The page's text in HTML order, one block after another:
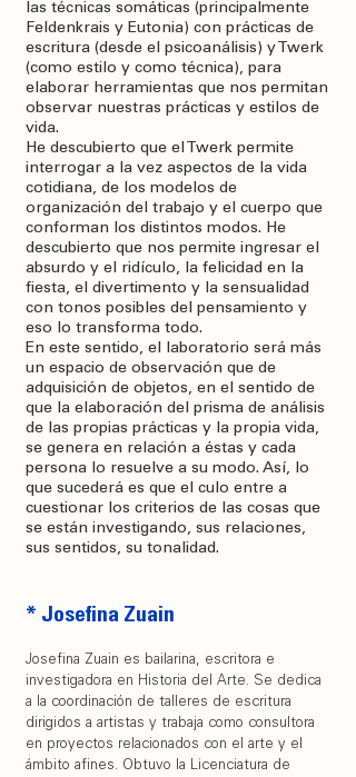
las técnicas somáticas (principalmente
Feldenkrais y Eutonia) con prácticas de
escritura (desde el psicoanálisis) y Twerk
(como estilo y como técnica), para
elaborar herramientas que nos permitan
observar nuestras prácticas y estilos de
vida.
He descubierto que el Twerk permite
interrogar a la vez aspectos de la vida
cotidiana, de los modelos de
organización del trabajo y el cuerpo que
conforman los distintos modos. He
descubierto que nos permite ingresar el
absurdo y el ridículo, la felicidad en la
fiesta, el divertimento y la sensualidad
con tonos posibles del pensamiento y
eso lo transforma todo.
En este sentido, el laboratorio será más
un espacio de observación que de
adquisición de objetos, en el sentido de
que la elaboración del prisma de análisis
de las propias prácticas y la propia vida,
se genera en relación a éstas y cada
persona lo resuelve a su modo. Así, lo
que sucederá es que el culo entre a
cuestionar los criterios de las cosas que
se están investigando, sus relaciones,
sus sentidos, su tonalidad.
* Josefina Zuain
Josefina Zuain es bailarina, escritora e
investigadora en Historia del Arte. Se dedica
a la coordinación de talleres de escritura
dirigidos a artistas y trabaja como consultora
en proyectos relacionados con el arte y el
ámbito afines. Obtuvo la Licenciatura de